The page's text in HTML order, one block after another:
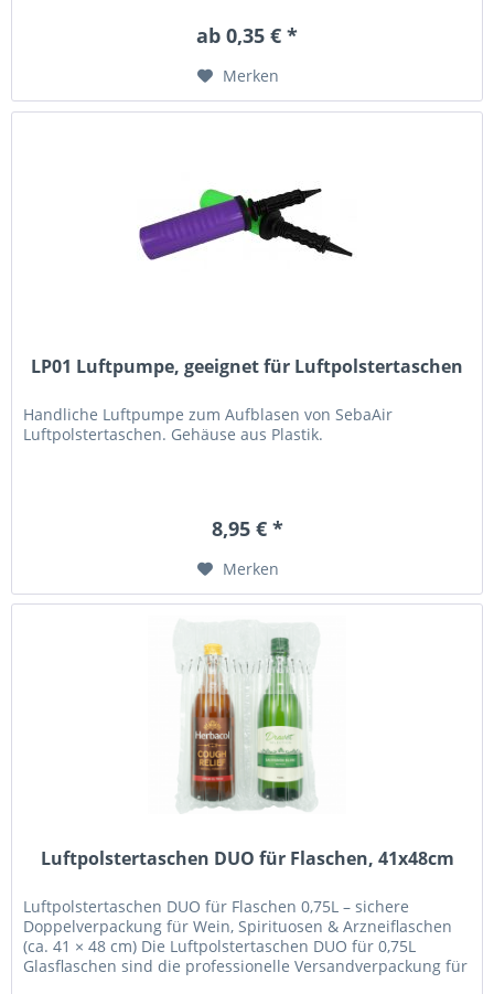
ab 0,35 € *
Merken
LP01 Luftpumpe, geeignet für Luftpolstertaschen
Handliche Luftpumpe zum Aufblasen von SebaAir
Luftpolstertaschen. Gehäuse aus Plastik.
8,95 € *
Merken
Luftpolstertaschen DUO für Flaschen, 41x48cm
Luftpolstertaschen DUO für Flaschen 0,75L – sichere
Doppelverpackung für Wein, Spirituosen & Arzneiflaschen
(ca. 41 × 48 cm) Die Luftpolstertaschen DUO für 0,75L
Glasflaschen sind die professionelle Versandverpackung für